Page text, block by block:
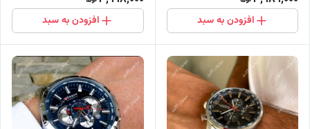
افزودن به سبد افزودن به سبد